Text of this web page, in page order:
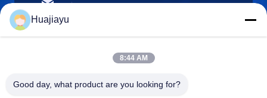
Email
Téléphone
Huajiayu
8:44 AM
Good day, what product are you looking for?